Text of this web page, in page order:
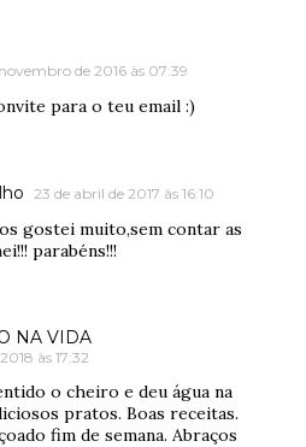
de 2016 às 07:39
para o teu email :)
23 de abril de 2017 às 16:10
gostei muito,sem contar as
parabéns!!!
NA VIDA
às 17:32
o cheiro e deu água na
pratos. Boas receitas.
fim de semana. Abraços